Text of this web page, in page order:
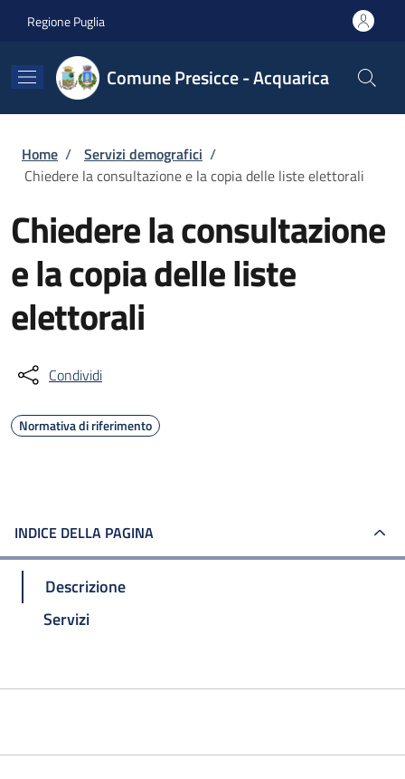
Regione Puglia
Comune Presicce - Acquarica
Briciole di pane
Home / Servizi demografici /
Chiedere la consultazione e la copia delle liste elettorali
Chiedere la consultazione
e la copia delle liste
elettorali
Condividi
Normativa di riferimento
INDICE DELLA PAGINA
Descrizione
Servizi